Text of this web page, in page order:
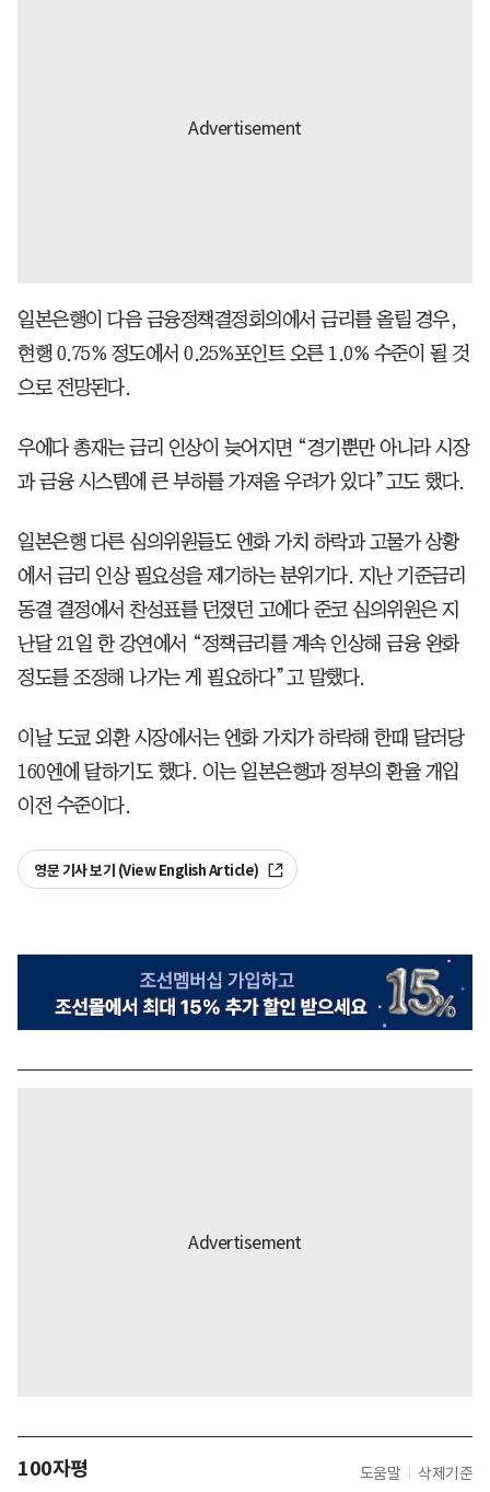
일본은행이 다음 금융정책결정회의에서 금리를 올릴 경우,
현행 0.75% 정도에서 0.25%포인트 오른 1.0% 수준이 될 것
으로 전망된다.
우에다 총재는 금리 인상이 늦어지면 “경기뿐만 아니라 시장
과 금융 시스템에 큰 부하를 가져올 우려가 있다”고도 했다.
일본은행 다른 심의위원들도 엔화 가치 하락과 고물가 상황
에서 금리 인상 필요성을 제기하는 분위기다. 지난 기준금리
동결 결정에서 찬성표를 던졌던 고에다 준코 심의위원은 지
난달 21일 한 강연에서 “정책금리를 계속 인상해 금융 완화
정도를 조정해 나가는 게 필요하다”고 말했다.
이날 도쿄 외환 시장에서는 엔화 가치가 하락해 한때 달러당
160엔에 달하기도 했다. 이는 일본은행과 정부의 환율 개입
이전 수준이다.
영문 기사 보기 (View English Article)
100자평 도움말 삭제기준